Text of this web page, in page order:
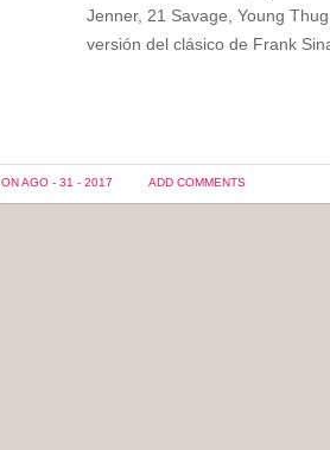
Jenner, 21 Savage, Young
versión del clásico de Frank
ON AGO - 31 - 2017 ADD COMMENTS